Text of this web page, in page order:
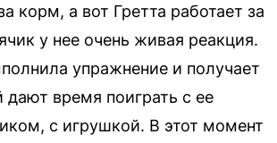
корм, а вот Гретта работает за
у нее очень живая реакция.
упражнение и получает
дают время поиграть с ее
с игрушкой. В этот момент